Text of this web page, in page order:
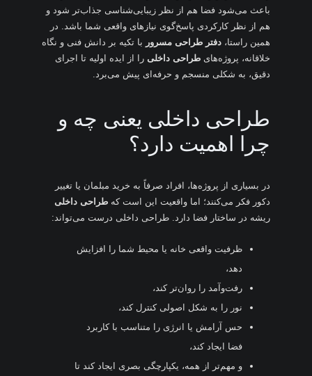
باعث می‌شود فضا هم از نظر زیبایی‌شناسی جذاب‌تر شود و
هم از نظر کارکردی پاسخ‌گوی نیازهای واقعی شما باشد. در
همین راستا، دفتر طراحی مسرور با تکیه بر دانش فنی و نگاه
خلاقانه، پروژه‌های طراحی داخلی را از ایده اولیه تا اجرای
دقیق، به شکلی منسجم و حرفه‌ای پیش می‌برد.
طراحی داخلی یعنی چه و
چرا اهمیت دارد؟
در بسیاری از پروژه‌ها، افراد صرفاً به خرید مبلمان یا تغییر
دکور فکر می‌کنند؛ اما واقعیت این است که طراحی داخلی
ریشه در ساختار فضا دارد. طراحی داخلی درست می‌تواند:
ظرفیت واقعی خانه یا محیط شما را افزایش
دهد،
رفت‌وآمد را روان‌تر کند،
نور را به شکل اصولی کنترل کند،
حس آرامش یا انرژی را متناسب با کاربرد
فضا ایجاد کند،
و مهم‌تر از همه، یکپارچگی بصری ایجاد کند تا